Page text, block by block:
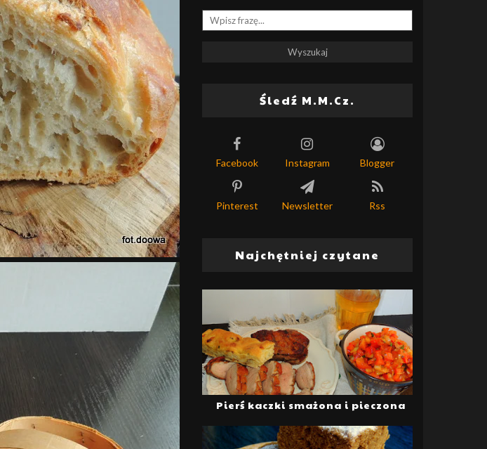
Śledź M.M.Cz.
Facebook Instagram Blogger
Pinterest Newsletter Rss
Najchętniej czytane
Pierś kaczki smażona i pieczona